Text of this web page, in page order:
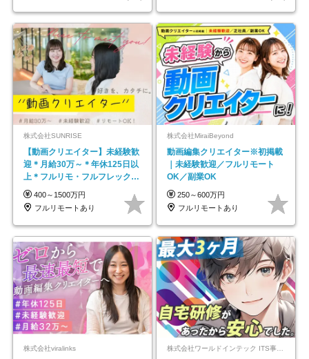
株式会社SUNRISE
【動画クリエイター】未経験歓
迎＊月給30万～＊年休125日以
上＊フルリモ・フルフレックス
◆10名の採用が決定◆
400～1500万円
フルリモートあり
株式会社MiraiBeyond
動画編集クリエイター※初掲載
｜未経験歓迎／フルリモート
OK／副業OK
250～600万円
フルリモートあり
株式会社viralinks 株式会社ワールドインテック ITS事業部【東証プライム上場グループ】